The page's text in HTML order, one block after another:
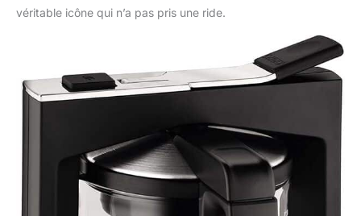
véritable icône qui n’a pas pris une ride.